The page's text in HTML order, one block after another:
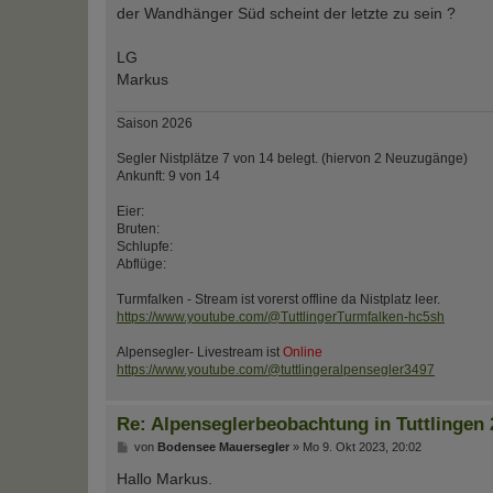
r
der Wandhänger Süd scheint der letzte zu sein ?
LG
Markus
Saison 2026
Segler Nistplätze 7 von 14 belegt. (hiervon 2 Neuzugänge)
Ankunft: 9 von 14
Eier:
Bruten:
Schlupfe:
Abflüge:
Turmfalken - Stream ist vorerst offline da Nistplatz leer.
https://www.youtube.com/@TuttlingerTurmfalken-hc5sh
Alpensegler- Livestream ist Online
https://www.youtube.com/@tuttlingeralpensegler3497
Re: Alpenseglerbeobachtung in Tuttlingen
B
i
t
von Bodensee Mauersegler» Mo 9. Okt 2023, 20:02
Hallo Markus.